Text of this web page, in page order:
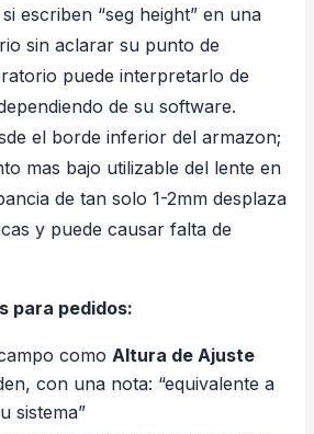
escriben “seg height” en una
sin aclarar su punto de
puede interpretarlo de
de su software.
el borde inferior del armazon;
mas bajo utilizable del lente en
de tan solo 1-2mm desplaza
y puede causar falta de
para pedidos:
como Altura de Ajuste
con una nota: “equivalente a
sistema”